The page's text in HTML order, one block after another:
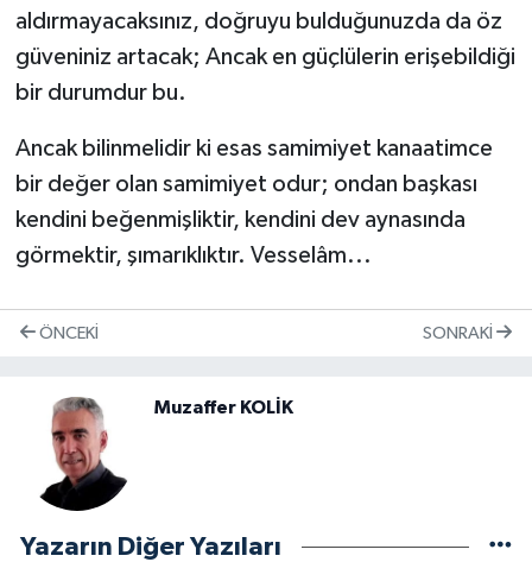
aldırmayacaksınız, doğruyu bulduğunuzda da öz
güveniniz artacak; Ancak en güçlülerin erişebildiği
bir durumdur bu.
Ancak bilinmelidir ki esas samimiyet kanaatimce
bir değer olan samimiyet odur; ondan başkası
kendini beğenmişliktir, kendini dev aynasında
görmektir, şımarıklıktır. Vesselâm...
ÖNCEKI SONRAKI
Muzaffer KOLİK
Yazarın Diğer Yazıları